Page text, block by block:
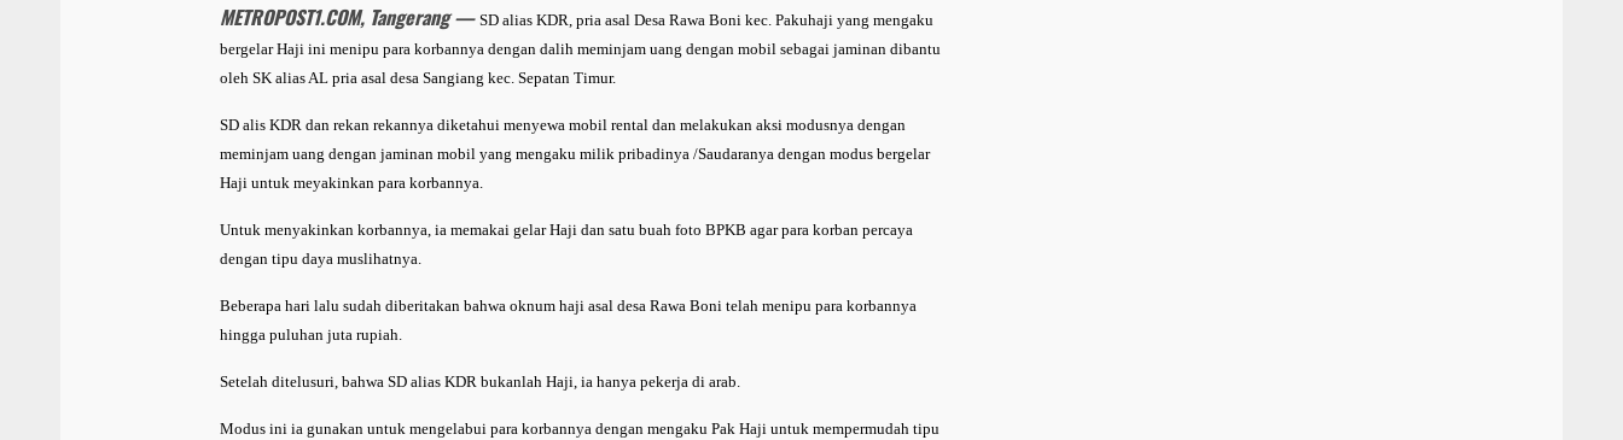
METROPOST1.COM, Tangerang — SD alias KDR, pria asal Desa Rawa Boni kec. Pakuhaji yang mengaku
bergelar Haji ini menipu para korbannya dengan dalih meminjam uang dengan mobil sebagai jaminan dibantu
oleh SK alias AL pria asal desa Sangiang kec. Sepatan Timur.
SD alis KDR dan rekan rekannya diketahui menyewa mobil rental dan melakukan aksi modusnya dengan
meminjam uang dengan jaminan mobil yang mengaku milik pribadinya /Saudaranya dengan modus bergelar
Haji untuk meyakinkan para korbannya.
Untuk menyakinkan korbannya, ia memakai gelar Haji dan satu buah foto BPKB agar para korban percaya
dengan tipu daya muslihatnya.
Beberapa hari lalu sudah diberitakan bahwa oknum haji asal desa Rawa Boni telah menipu para korbannya
hingga puluhan juta rupiah.
Setelah ditelusuri, bahwa SD alias KDR bukanlah Haji, ia hanya pekerja di arab.
Modus ini ia gunakan untuk mengelabui para korbannya dengan mengaku Pak Haji untuk mempermudah tipu